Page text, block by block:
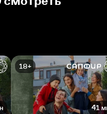
18+
41